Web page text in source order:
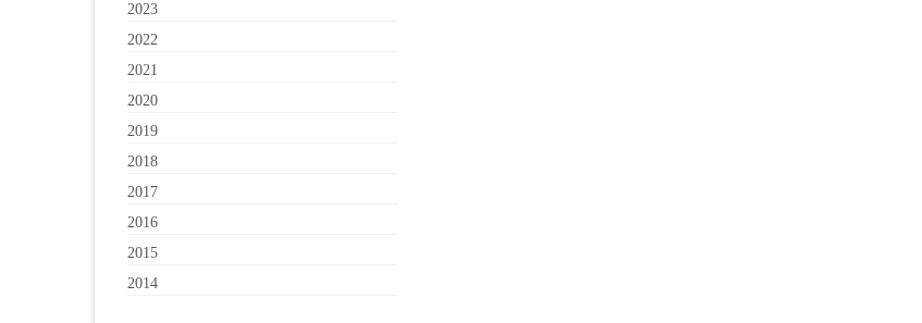
2023
2022
2021
2020
2019
2018
2017
2016
2015
2014